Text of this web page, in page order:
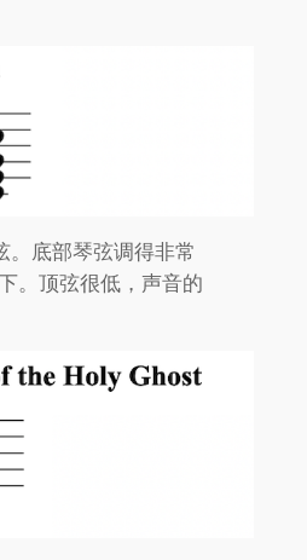
。底部琴弦调得非常
。顶弦很低，声音的